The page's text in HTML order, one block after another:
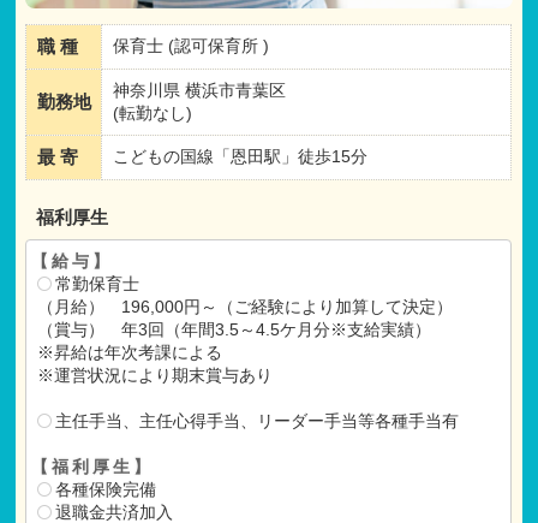
職 種 保育士 (認可保育所 )
勤務地
神奈川県 横浜市青葉区
(転勤なし)
最 寄 こどもの国線「恩田駅」徒歩15分
福利厚生
【給与】
常勤保育士
（月給） 196,000円～（ご経験により加算して決定）
（賞与） 年3回（年間3.5～4.5ケ月分※支給実績）
※昇給は年次考課による
※運営状況により期末賞与あり
主任手当、主任心得手当、リーダー手当等各種手当有
【福利厚生】
各種保険完備
退職金共済加入